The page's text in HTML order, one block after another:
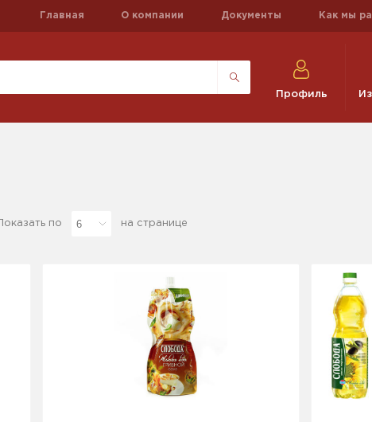
Главная О компании Документы Как мы
Профиль
Показать по на странице